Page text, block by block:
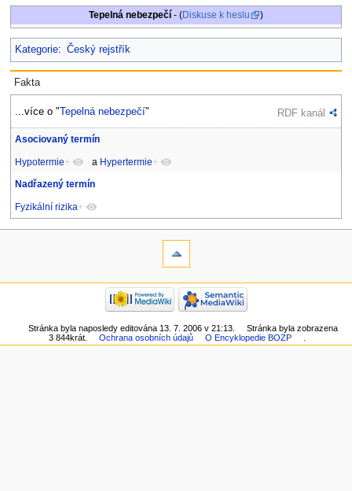
na
na
Tepelná nebezpečí - (Diskuse k heslu )
Kategorie: Český rejstřík
Fakta
...více o "Tepelná nebezpečí" RDF kanál
Asociovaný termín
Hypotermie+ a Hypertermie+
Nadřazený termín
Fyzikální rizika+
Stránka byla naposledy editována 13. 7. 2006 v 21:13.
Stránka byla zobrazena
3 844krát.
Ochrana osobních údajů O Encyklopedie BOZP